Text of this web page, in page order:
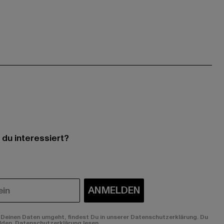
interessiert?
ANMELDEN
Daten umgeht, findest Du in unserer Datenschutzerklärung. Du